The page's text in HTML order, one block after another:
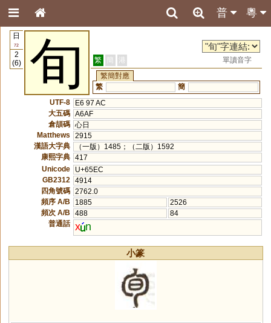
粵
普
日
72
2
(6)
旬 繁 簡 港
單讀音字
繁簡對應
繁
簡
UTF-8
E6 97 AC
大五碼 A6AF
倉頡碼 心日
Matthews
2915
漢語大字典
（一版）1485；（二版）1592
康熙字典 417
Unicode
U+65EC
GB2312
4914
四角號碼 2762.0
頻序 A/B
1885
2526
頻次 A/B
488
84
普通話 x n
小篆